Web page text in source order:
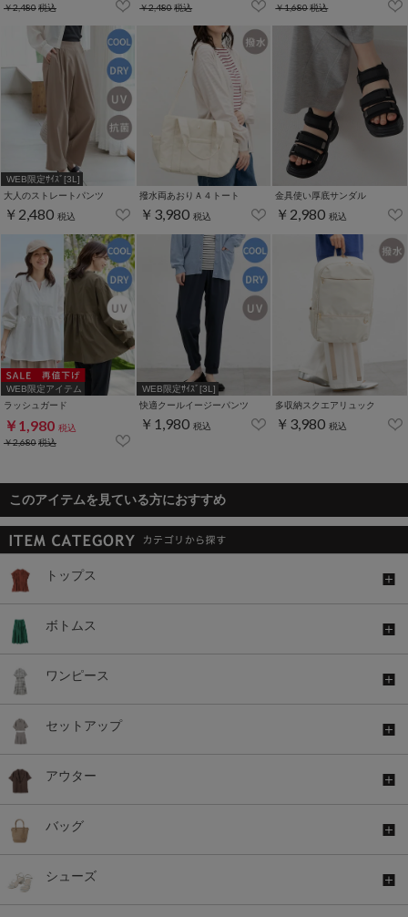
￥2,480税込
￥2,480税込
￥1,680税込
WEB限定ｻｲｽﾞ[3L]
大人のストレートパンツ
￥2,480 税込
撥水両あおりＡ４トート
￥3,980 税込
金具使い厚底サンダル
￥2,980 税込
WEB限定アイテム
ラッシュガード
￥1,980 税込
￥2,680税込
WEB限定ｻｲｽﾞ[3L]
快適クールイージーパンツ
￥1,980 税込
多収納スクエアリュック
￥3,980 税込
このアイテムを見ている方におすすめ
トップス
ボトムス
ワンピース
セットアップ
アウター
バッグ
シューズ